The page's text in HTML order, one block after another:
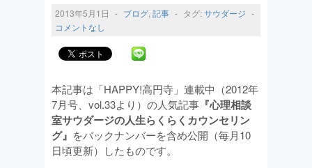
2013年5月1日 - ブログ, 記事 - タグ:サウダージ -
コメントなし
本記事は「HAPPY!高円寺」連載中（2012年
7月号、vol.33より）の人気記事 『心理相談
室サウダージの人生らくらくカウンセリン
グ』 をバックナンバーを含め公開（毎月10
日頃更新）したものです。